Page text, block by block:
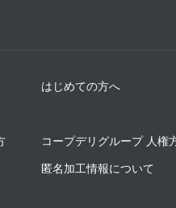
はじめての方へ
コープデリグループ 人権
匿名加工情報について